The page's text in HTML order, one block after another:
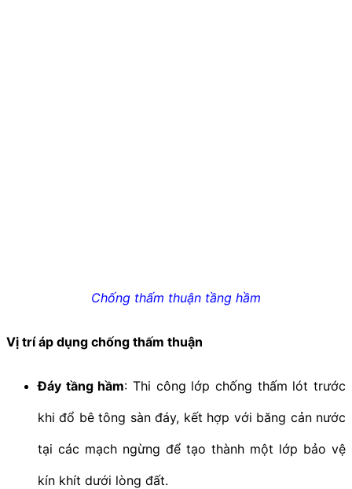
Chống thấm thuận tầng hầm
Vị trí áp dụng chống thấm thuận
Đáy tầng hầm: Thi công lớp chống thấm lót trước
khi đổ bê tông sàn đáy, kết hợp với băng cản nước
tại các mạch ngừng để tạo thành một lớp bảo vệ
kín khít dưới lòng đất.